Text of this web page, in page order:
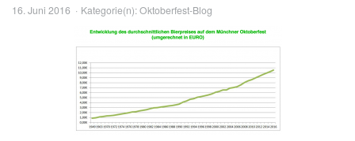
16. Juni 2016 Kategorie(n):Oktoberfest-Blog